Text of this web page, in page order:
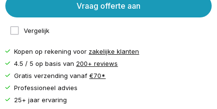
Vergelijk
Vraag offerte aan
Kopen op rekening voor zakelijke klanten
4.5 / 5 op basis van 200+ reviews
Gratis verzending vanaf€70*
Professioneel advies
25+ jaar ervaring